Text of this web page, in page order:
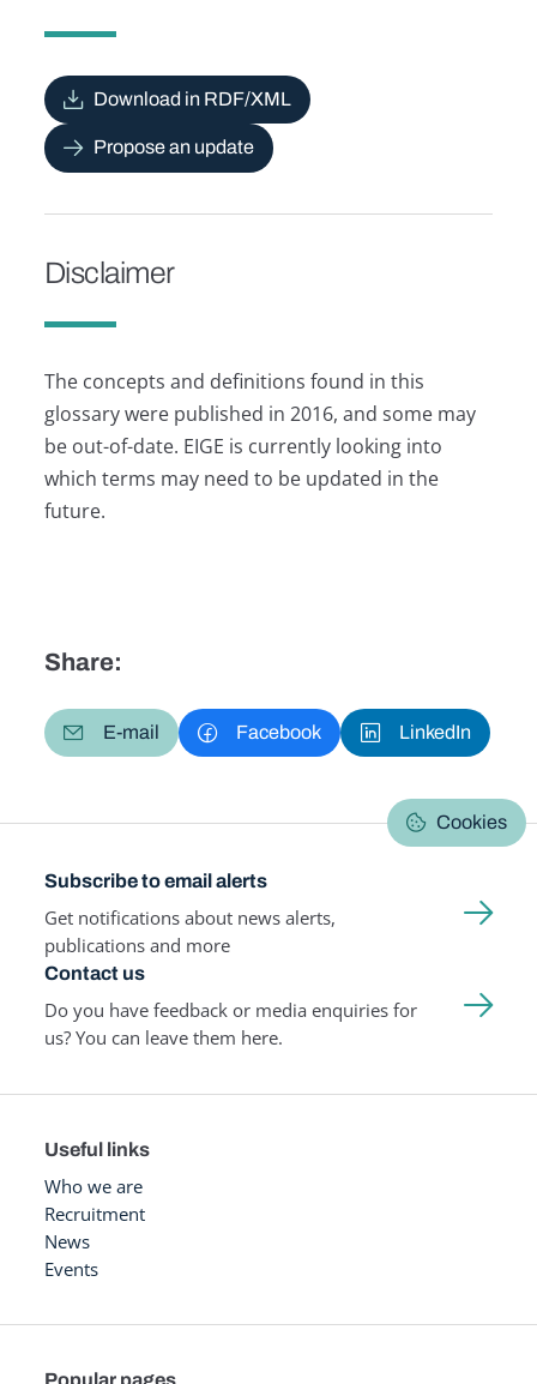
Download in RDF/XML
Propose an update
Disclaimer
The concepts and definitions found in this
glossary were published in 2016, and some may
be out-of-date. EIGE is currently looking into
which terms may need to be updated in the
future.
Share:
E-mail Facebook LinkedIn
Cookies
Subscribe to email alerts
Get notifications about news alerts,
publications and more
Contact us
Do you have feedback or media enquiries for
us? You can leave them here.
Useful links
Who we are
Recruitment
News
Events
Popular pages